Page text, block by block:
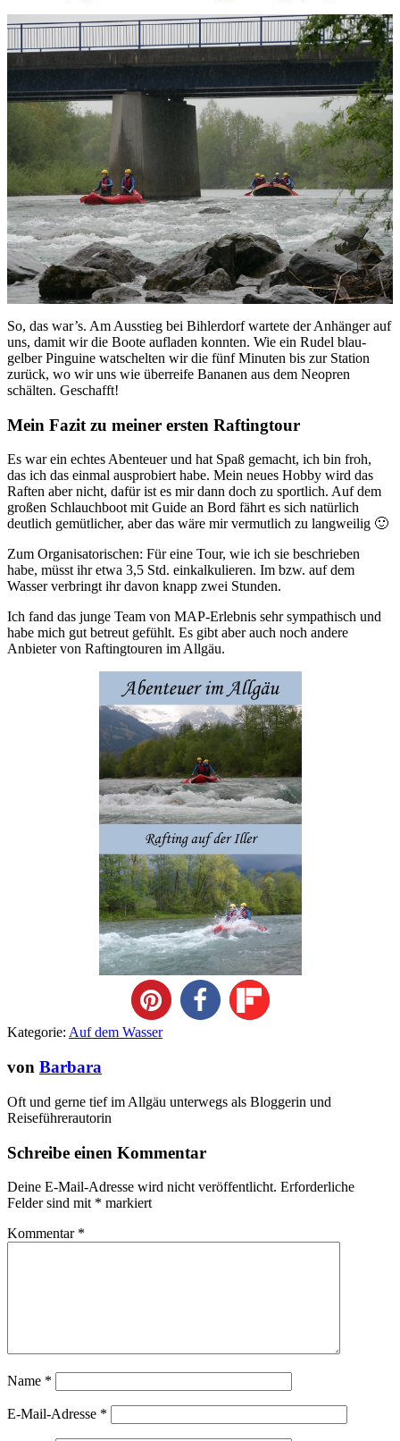
So, das war’s. Am Ausstieg bei Bihlerdorf wartete der Anhänger auf
uns, damit wir die Boote aufladen konnten. Wie ein Rudel blau-
gelber Pinguine watschelten wir die fünf Minuten bis zur Station
zurück, wo wir uns wie überreife Bananen aus dem Neopren
schälten. Geschafft!
Mein Fazit zu meiner ersten Raftingtour
Es war ein echtes Abenteuer und hat Spaß gemacht, ich bin froh,
das ich das einmal ausprobiert habe. Mein neues Hobby wird das
Raften aber nicht, dafür ist es mir dann doch zu sportlich. Auf dem
großen Schlauchboot mit Guide an Bord fährt es sich natürlich
deutlich gemütlicher, aber das wäre mir vermutlich zu langweilig 🙂
Zum Organisatorischen: Für eine Tour, wie ich sie beschrieben
habe, müsst ihr etwa 3,5 Std. einkalkulieren. Im bzw. auf dem
Wasser verbringt ihr davon knapp zwei Stunden.
Ich fand das junge Team von MAP-Erlebnis sehr sympathisch und
habe mich gut betreut gefühlt. Es gibt aber auch noch andere
Anbieter von Raftingtouren im Allgäu.
Kategorie: Auf dem Wasser
von Barbara
Oft und gerne tief im Allgäu unterwegs als Bloggerin und
Reiseführerautorin
Schreibe einen Kommentar
Deine E-Mail-Adresse wird nicht veröffentlicht. Erforderliche
Felder sind mit * markiert
Kommentar *
Name *
E-Mail-Adresse *